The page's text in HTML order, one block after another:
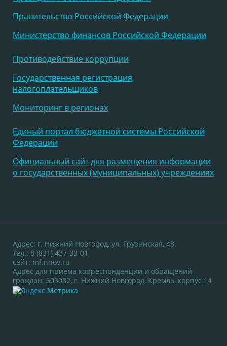
Правительство Российской Федерации
Министерство финансов Российской Федерации
Противодействие коррупции
Государственная регистрация
налогоплательщиков
Мониторинг в регионах
Единый портал бюджетной системы Российской
Федерации
Официальный сайт для размещения информации
о государственных (муниципальных) учреждениях
Адрес: г. Нижний Новгород, ул. Грузинская, 48.
тел.: 8 (831) 437-33-01
сайт: mf.nnov.ru
Адрес для приёма корреспонденции и обращений
граждан: 603082, г. Нижний Новгород, Кремль, корпус 14